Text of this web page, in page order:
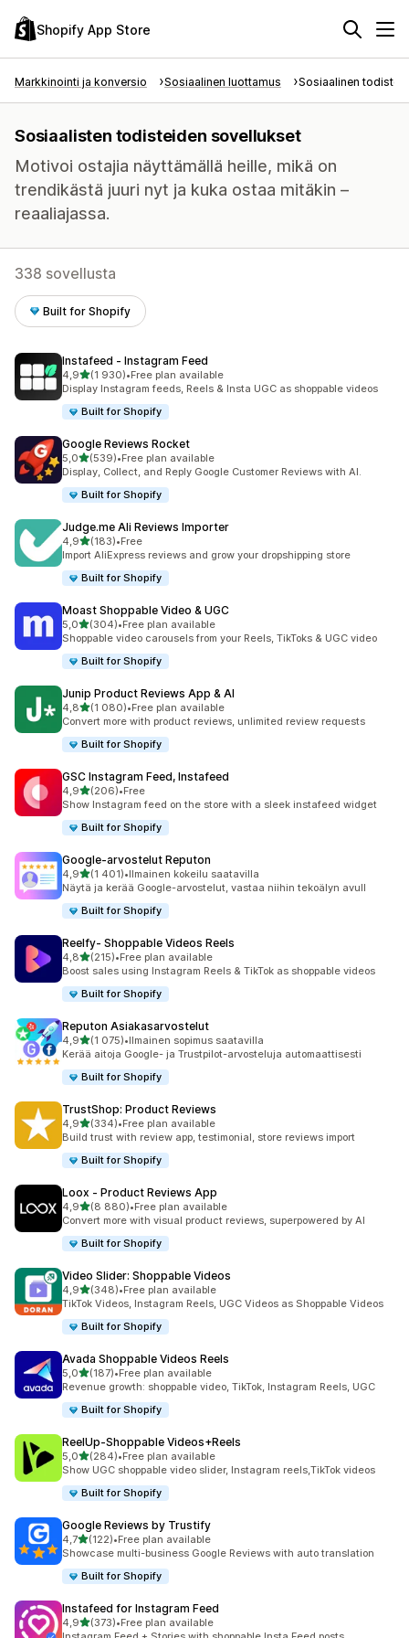
Shopify App Store
Markkinointi ja konversio Sosiaalinen luottamus Sosiaalinen todiste
Sosiaalisten todisteiden sovellukset
Motivoi ostajia näyttämällä heille, mikä on
trendikästä juuri nyt ja kuka ostaa mitäkin –
reaaliajassa.
338 sovellusta
Built for Shopify
Instafeed ‑ Instagram Feed
4,9/ 5 tähteä
(1 930)
1930 arvostelua yhteensä
•Free plan available
Display Instagram feeds, Reels & Insta UGC as shoppable videos
Built for Shopify
Google Reviews Rocket
5,0/ 5 tähteä
(539)
539 arvostelua yhteensä
•Free plan available
Display, Collect, and Reply Google Customer Reviews with AI.
Built for Shopify
Judge.me Ali Reviews Importer
4,9/ 5 tähteä
(183)
183 arvostelua yhteensä
•Free
Import AliExpress reviews and grow your dropshipping store
Built for Shopify
Moast Shoppable Video & UGC
5,0/ 5 tähteä
(304)
304 arvostelua yhteensä
•Free plan available
Shoppable video carousels from your Reels, TikToks & UGC video
Built for Shopify
Junip Product Reviews App & AI
4,8/ 5 tähteä
(1 080)
1080 arvostelua yhteensä
•Free plan available
Convert more with product reviews, unlimited review requests
Built for Shopify
GSC Instagram Feed, Instafeed
4,9/ 5 tähteä
(206)
206 arvostelua yhteensä
•Free
Show Instagram feed on the store with a sleek instafeed widget
Built for Shopify
Google‑arvostelut Reputon
4,9/ 5 tähteä
(1 401)
1401 arvostelua yhteensä
•Ilmainen kokeilu saatavilla
Näytä ja kerää Google-arvostelut, vastaa niihin tekoälyn avull
Built for Shopify
Reelfy‑ Shoppable Videos Reels
4,8/ 5 tähteä
(215)
215 arvostelua yhteensä
•Free plan available
Boost sales using Instagram Reels & TikTok as shoppable videos
Built for Shopify
Reputon Asiakasarvostelut
4,9/ 5 tähteä
(1 075)
1075 arvostelua yhteensä
•Ilmainen sopimus saatavilla
Kerää aitoja Google- ja Trustpilot-arvosteluja automaattisesti
Built for Shopify
TrustShop: Product Reviews
4,9/ 5 tähteä
(334)
334 arvostelua yhteensä
•Free plan available
Build trust with review app, testimonial, store reviews import
Built for Shopify
Loox ‑ Product Reviews App
4,9/ 5 tähteä
(8 880)
8880 arvostelua yhteensä
•Free plan available
Convert more with visual product reviews, superpowered by AI
Built for Shopify
Video Slider: Shoppable Videos
4,9/ 5 tähteä
(348)
348 arvostelua yhteensä
•Free plan available
TikTok Videos, Instagram Reels, UGC Videos as Shoppable Videos
Built for Shopify
Avada Shoppable Videos Reels
5,0/ 5 tähteä
(187)
187 arvostelua yhteensä
•Free plan available
Revenue growth: shoppable video, TikTok, Instagram Reels, UGC
Built for Shopify
ReelUp‑Shoppable Videos+Reels
5,0/ 5 tähteä
(284)
284 arvostelua yhteensä
•Free plan available
Show UGC shoppable video slider, Instagram reels,TikTok videos
Built for Shopify
Google Reviews by Trustify
4,7/ 5 tähteä
(122)
122 arvostelua yhteensä
•Free plan available
Showcase multi-business Google Reviews with auto translation
Built for Shopify
Instafeed for Instagram Feed
4,9/ 5 tähteä
(373)
373 arvostelua yhteensä
•Free plan available